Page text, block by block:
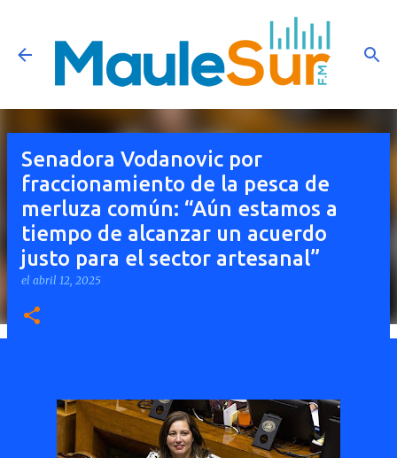
Ir al contenido principal
Senadora Vodanovic por
fraccionamiento de la pesca de
merluza común: “Aún estamos a
tiempo de alcanzar un acuerdo
justo para el sector artesanal”
el abril 12, 2025